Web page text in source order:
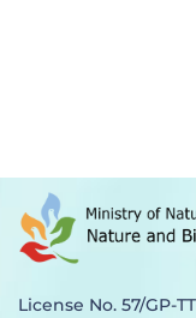
License No. 57/GP-